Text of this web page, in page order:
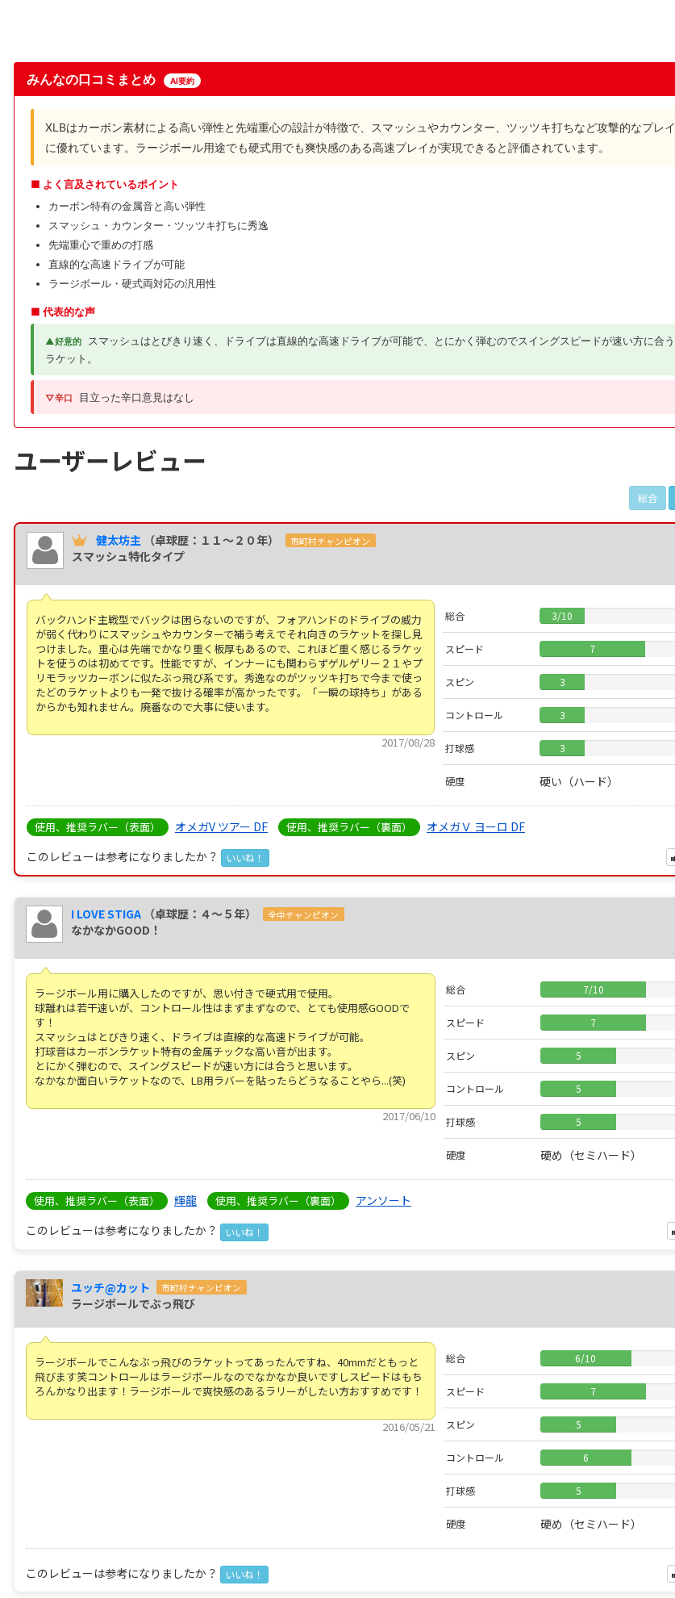
みんなの口コミまとめ AI要約
XLBはカーボン素材による高い弾性と先端重心の設計が特徴で、スマッシュやカウンター、ツッツキ打ちなど攻撃的なプレイ
に優れています。ラージボール用途でも硬式用でも爽快感のある高速プレイが実現できると評価されています。
■ よく言及されているポイント
カーボン特有の金属音と高い弾性
スマッシュ・カウンター・ツッツキ打ちに秀逸
先端重心で重めの打感
直線的な高速ドライブが可能
ラージボール・硬式両対応の汎用性
■ 代表的な声
▲好意的
スマッシュはとびきり速く、ドライブは直線的な高速ドライブが可能で、とにかく弾むのでスイングスピードが速い方に合う
ラケット。
▽辛口 目立った辛口意見はなし
ユーザーレビュー
総合
健太坊主 （卓球歴：１１～２０年） 市町村チャンピオン
スマッシュ特化タイプ
バックハンド主戦型でバックは困らないのですが、フォアハンドのドライブの威力
が弱く代わりにスマッシュやカウンターで補う考えでそれ向きのラケットを探し見
つけました。重心は先端でかなり重く板厚もあるので、これほど重く感じるラケッ
トを使うのは初めてです。性能ですが、インナーにも関わらずゲルゲリー２１やプ
リモラッツカーボンに似たぶっ飛び系です。秀逸なのがツッツキ打ちで今まで使っ
たどのラケットよりも一発で抜ける確率が高かったです。「一瞬の球持ち」がある
からかも知れません。廃番なので大事に使います。
2017/08/28
総合 3/10
スピード 7
スピン 3
コントロール 3
打球感 3
硬度 硬い（ハード）
使用、推奨ラバー（表面） オメガV ツアー DF 使用、推奨ラバー（裏面）
オメガＶ ヨーロ DF
このレビューは参考になりましたか？
いいね！
I LOVE STIGA （卓球歴：４～５年） 全中チャンピオン
なかなかGOOD！
ラージボール用に購入したのですが、思い付きで硬式用で使用。
球離れは若干速いが、コントロール性はまずまずなので、とても使用感GOODで
す！
スマッシュはとびきり速く、ドライブは直線的な高速ドライブが可能。
打球音はカーボンラケット特有の金属チックな高い音が出ます。
とにかく弾むので、スイングスピードが速い方には合うと思います。
なかなか面白いラケットなので、LB用ラバーを貼ったらどうなることやら...(笑)
2017/06/10
総合 7/10
スピード 7
スピン 5
コントロール 5
打球感 5
硬度 硬め（セミハード）
使用、推奨ラバー（表面） 輝龍 使用、推奨ラバー（裏面）
アンソート
このレビューは参考になりましたか？
いいね！
ユッチ@カット 市町村チャンピオン
ラージボールでぶっ飛び
ラージボールでこんなぶっ飛びのラケットってあったんですね、40mmだともっと
飛びます笑コントロールはラージボールなのでなかなか良いですしスピードはもち
ろんかなり出ます！ラージボールで爽快感のあるラリーがしたい方おすすめです！
2016/05/21
総合 6/10
スピード 7
スピン 5
コントロール 6
打球感 5
硬度 硬め（セミハード）
このレビューは参考になりましたか？ いいね！